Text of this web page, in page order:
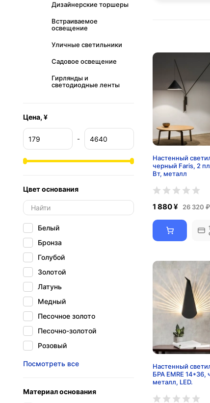
Дизайнерские торшеры
Встраиваемое
освещение
Уличные светильники
Садовое освещение
Гирлянды и
светодиодные ленты
Цена, ¥
-
Цвет основания
Белый
Бронза
Голубой
Золотой
Латунь
Медный
Песочное золото
Песочно-золотой
Розовый
Посмотреть все
Материал основания
Настенный
черный Faris, 2
Вт, металл
1 880 ¥ 26 320 ₽
Настенный
БРА EMRE 14*36,
металл, LED.